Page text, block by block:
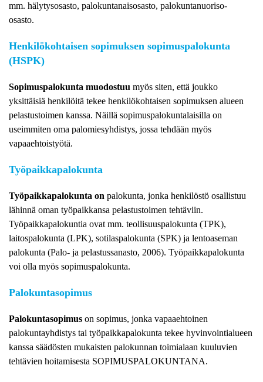
mm. hälytysosasto, palokuntanaisosasto, palokuntanuoriso-
osasto.
Henkilökohtaisen sopimuksen sopimuspalokunta
(HSPK)
Sopimuspalokunta muodostuu myös siten, että joukko
yksittäisiä henkilöitä tekee henkilökohtaisen sopimuksen alueen
pelastustoimen kanssa. Näillä sopimuspalokuntalaisilla on
useimmiten oma palomiesyhdistys, jossa tehdään myös
vapaaehtoistyötä.
Työpaikkapalokunta
Työpaikkapalokunta on palokunta, jonka henkilöstö osallistuu
lähinnä oman työpaikkansa pelastustoimen tehtäviin.
Työpaikkapalokuntia ovat mm. teollisuuspalokunta (TPK),
laitospalokunta (LPK), sotilaspalokunta (SPK) ja lentoaseman
palokunta (Palo- ja pelastussanasto, 2006). Työpaikkapalokunta
voi olla myös sopimuspalokunta.
Palokuntasopimus
Palokuntasopimus on sopimus, jonka vapaaehtoinen
palokuntayhdistys tai työpaikkapalokunta tekee hyvinvointialueen
kanssa säädösten mukaisten palokunnan toimialaan kuuluvien
tehtävien hoitamisesta SOPIMUSPALOKUNTANA.